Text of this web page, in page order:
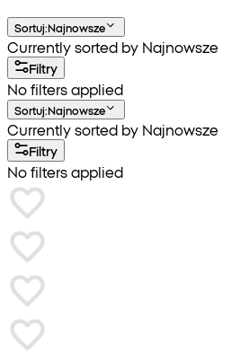
Sortuj:Najnowsze
Currently sorted by Najnowsze
Filtry
No filters applied
Sortuj:Najnowsze
Currently sorted by Najnowsze
Filtry
No filters applied